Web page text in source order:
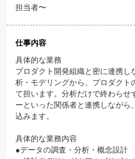
担当者〜
仕事内容
具体的な業務
プロダクト開発組織と密に連携し
析・モデリングから、プロダクト
て担います。分析だけで終わらせ
ーといった関係者と連携しなが
込みます。
具体的な業務内容
●データの調査・分析・概念設計